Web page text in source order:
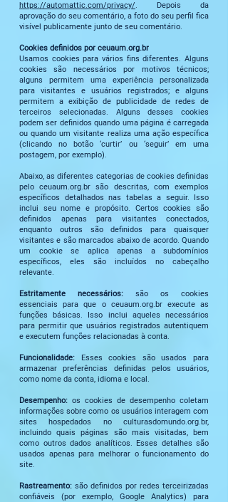
https://automattic.com/privacy/. Depois da
aprovação do seu comentário, a foto do seu perfil fica
visível publicamente junto de seu comentário.
Cookies definidos por ceuaum.org.br
Usamos cookies para vários fins diferentes. Alguns
cookies são necessários por motivos técnicos;
alguns permitem uma experiência personalizada
para visitantes e usuários registrados; e alguns
permitem a exibição de publicidade de redes de
terceiros selecionadas. Alguns desses cookies
podem ser definidos quando uma página é carregada
ou quando um visitante realiza uma ação específica
(clicando no botão ‘curtir’ ou ‘seguir’ em uma
postagem, por exemplo).
Abaixo, as diferentes categorias de cookies definidas
pelo ceuaum.org.br são descritas, com exemplos
específicos detalhados nas tabelas a seguir. Isso
inclui seu nome e propósito. Certos cookies são
definidos apenas para visitantes conectados,
enquanto outros são definidos para quaisquer
visitantes e são marcados abaixo de acordo. Quando
um cookie se aplica apenas a subdomínios
específicos, eles são incluídos no cabeçalho
relevante.
Estritamente necessários: são os cookies
essenciais para que o ceuaum.org.br execute as
funções básicas. Isso inclui aqueles necessários
para permitir que usuários registrados autentiquem
e executem funções relacionadas à conta.
Funcionalidade: Esses cookies são usados ​​para
armazenar preferências definidas pelos usuários,
como nome da conta, idioma e local.
Desempenho: os cookies de desempenho coletam
informações sobre como os usuários interagem com
sites hospedados no culturasdomundo.org.br,
incluindo quais páginas são mais visitadas, bem
como outros dados analíticos. Esses detalhes são
usados ​​apenas para melhorar o funcionamento do
site.
Rastreamento: são definidos por redes terceirizadas
confiáveis ​​(por exemplo, Google Analytics) para